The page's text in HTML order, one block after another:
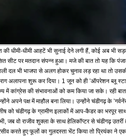
धीमी-धीमी आहटें भी सुनाई देने लगी हैं, कोई अब भी
सीट पर मतदान संपन्न हुआ। मजे की बात तो यह कि
दल भी भाजपा से अलग होकर चुनाव लड़ रहा था तो
अलापना शुरू कर दिया। 1 जून को ही ’ऑपरेशन ब्लू
में कांग्रेस की संभावनाओं को कम किया जा सके। रही
अपने पक्ष में माहौल बना लिया। उन्होंने चंडीगढ़ के
को चंडीगढ़ के ग्रामीण इलाकों में आप-कैडर का भरपूर
वो राजीव शुक्ला के साथ हेलिकॉप्टर से चंडीगढ़ उतरीं
करते हुए फूलों का गुलदस्ता भेंट किया तो प्रियंका ने